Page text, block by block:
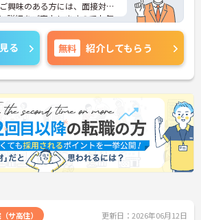
興味のある方には、面接対策
詳細をご案内しますのでお気
る 無料 紹介してもらう
サ高住） 更新日：2026年06月12日